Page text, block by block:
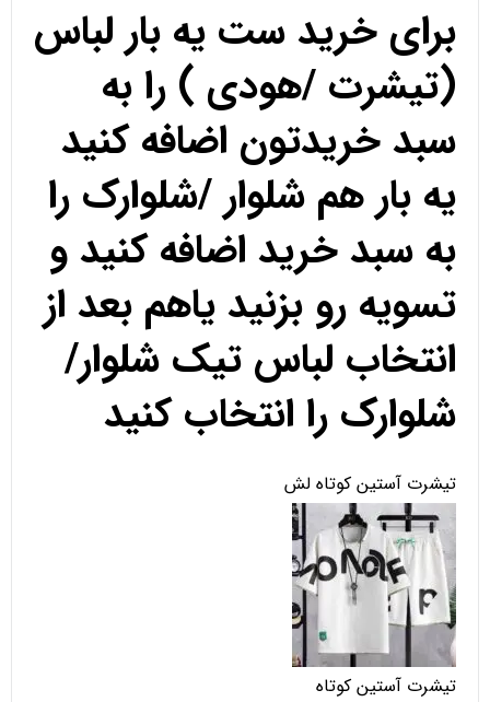
برای خرید ست یه بار لباس
(تیشرت /هودی ) را به
سبد خریدتون اضافه کنید
یه بار هم شلوار /شلوارک را
به سبد خرید اضافه کنید و
تسویه رو بزنید یاهم بعد از
انتخاب لباس تیک شلوار/
شلوارک را انتخاب کنید
تیشرت آستین کوتاه لش
تیشرت آستین کوتاه